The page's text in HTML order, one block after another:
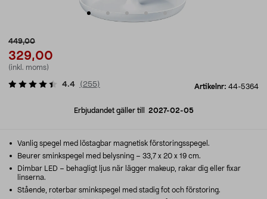
449,00
329,00
(inkl. moms)
Artikelnr: 44-5364
4.4 ( 255)
Erbjudandet gäller till 2027-02-05
Vanlig spegel med löstagbar magnetisk förstoringsspegel.
Beurer sminkspegel med belysning – 33,7 x 20 x 19 cm.
Dimbar LED – behagligt ljus när lägger makeup, rakar dig eller fixar
linserna.
Stående, roterbar sminkspegel med stadig fot och förstoring.